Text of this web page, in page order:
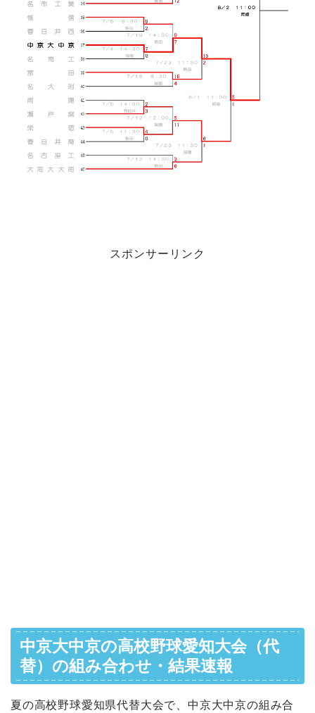
スポンサーリンク
中京大中京の高校野球愛知大会（代
替）の組み合わせ・結果速報
夏の高校野球愛知県代替大会で、中京大中京の組み合